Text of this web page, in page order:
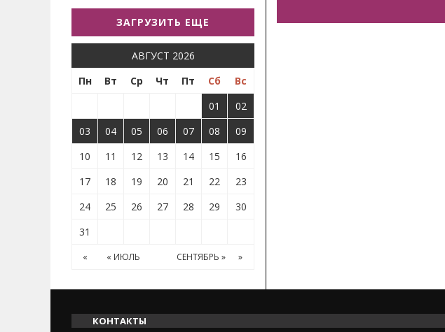
ЗАГРУЗИТЬ ЕЩЕ
АВГУСТ 2026
Пн
Вт Ср Чт Пт Сб
Вс
01
02
03
04 05 06 07 08
09
10
11 12 13 14 15
16
17
18 19 20 21 22
23
24
25 26 27 28 29
30
31
« « ИЮЛЬ СЕНТЯБРЬ » »
КОНТАКТЫ